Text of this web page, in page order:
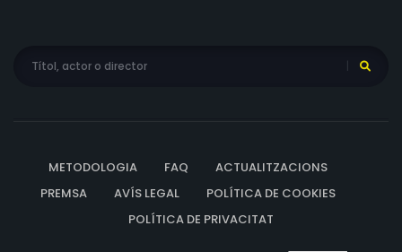
METODOLOGIA FAQ
ACTUALITZACIONS
PREMSA
AVÍS LEGAL
POLÍTICA DE COOKIES
POLÍTICA DE PRIVACITAT